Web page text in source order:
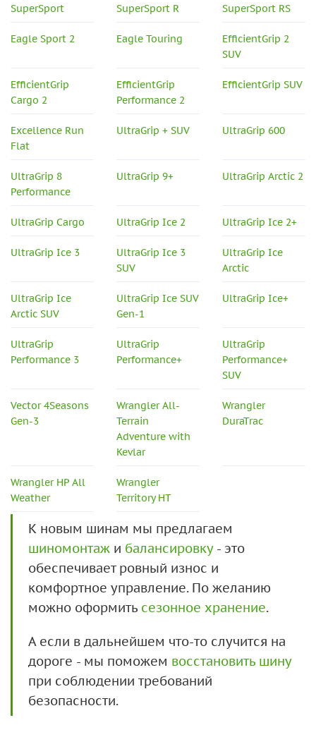
SuperSport
SuperSport R
SuperSport RS
Eagle Sport 2 Eagle Touring
EfficientGrip 2
SUV
EfficientGrip
Cargo 2
EfficientGrip
Performance 2
EfficientGrip SUV
Excellence Run
Flat
UltraGrip + SUV UltraGrip 600
UltraGrip 8
Performance
UltraGrip 9+ UltraGrip Arctic 2
UltraGrip Cargo UltraGrip Ice 2 UltraGrip Ice 2+
UltraGrip Ice 3
UltraGrip Ice 3
SUV
UltraGrip Ice
Arctic
UltraGrip Ice
Arctic SUV
UltraGrip Ice SUV
Gen-1
UltraGrip Ice+
UltraGrip
Performance 3
UltraGrip
Performance+
UltraGrip
Performance+
SUV
Vector 4Seasons
Gen-3
Wrangler All-
Terrain
Adventure with
Kevlar
Wrangler
DuraTrac
Wrangler HP All
Weather
Wrangler
Territory HT
К новым шинам мы предлагаем
шиномонтаж и балансировку- это
обеспечивает ровный износ и
комфортное управление. По желанию
можно оформить сезонное хранение.
А если в дальнейшем что-то случится на
дороге - мы поможем восстановить шину
при соблюдении требований
безопасности.